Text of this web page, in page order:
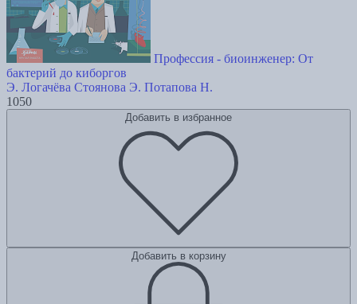
Профессия - биоинженер: От
бактерий до киборгов
Э. Логачёва Стоянова Э. Потапова Н.
1050
Добавить в избранное
Добавить в корзину